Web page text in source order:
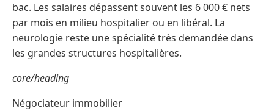
bac. Les salaires dépassent souvent les 6 000 € nets
par mois en milieu hospitalier ou en libéral. La
neurologie reste une spécialité très demandée dans
les grandes structures hospitalières.
core/heading
Négociateur immobilier